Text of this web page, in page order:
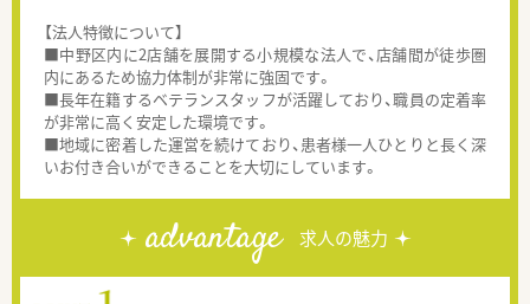
【法人特徴について】
■中野区内に2店舗を展開する小規模な法人で、店舗間が徒歩圏
内にあるため協力体制が非常に強固です。
■長年在籍するベテランスタッフが活躍しており、職員の定着率
が非常に高く安定した環境です。
■地域に密着した運営を続けており、患者様一人ひとりと長く深
いお付き合いができることを大切にしています。
advantage 求人の魅力